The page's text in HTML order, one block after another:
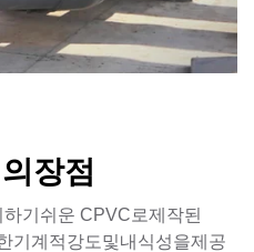
장점
기쉬운 CPVC로제작된
기계적강도및내식성을제공